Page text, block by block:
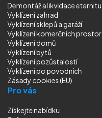
Demontáž a likvidace eternitu
Vyklízení zahrad
Vyklízení sklepů a garáží
Vyklízení komerčních prostor
Vyklízení domů
Vyklízení bytů
Vyklízení pozůstalostí
Vyklízenípo povodních
Zásady cookies (EU)
Pro vás
Získejte nabídku